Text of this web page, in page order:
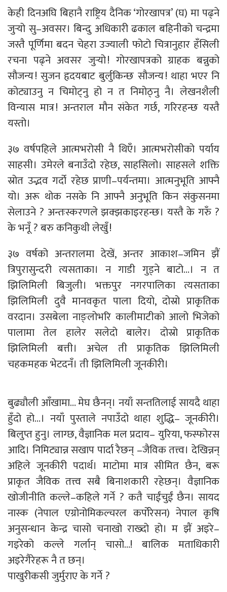
केही दिनअघि बिहानै राष्ट्रिय दैनिक ‘गोरखापत्र’ (घ) मा पढ्ने
जुर्‍यो सु–अवसर। बिन्दु अधिकारी ढकाल बहिनीको चन्द्रमा
जस्तै पूर्णिमा बदन चेहरा उज्याली फोटो चित्रानुहार हँसिली
रचना पढ्ने अवसर जुर्‍यो ! गोरखापत्रको ग्राहक बन्नुको
सौजन्य ! सुजन हृदयबाट बुर्लुकिन्छ सौजन्य ! थाहा भएर नि
कोट्याउनु न चिमोट्नु हो न त निमोठ्नु नै। लेखनशैली
विन्यास मात्र ! अन्तराल मौन संकेत गर्छ, गरिरहन्छ यस्तै
यस्तो।
३७ वर्षपहिले आत्मभरोसी नै थिएँ। आत्मभरोसीको पर्याय
साहसी। उमेरले बनाउँदो रहेछ, साहसिलो। साहसले शक्ति
स्रोत उद्भव गर्दो रहेछ प्राणी–पर्यन्तमा। आत्मनुभूति आफ्नै
यो। अरू थोक नसके नि आफ्नै अनुभूति किन संकुसनमा
सेलाउने ? अन्तःस्करणले झक्झकाइरहन्छ। यस्तै के गरुँ ?
के भनूँ ? बरु कनिकुथी लेखुँ !
३७ वर्षको अन्तरालमा देखें, अन्तर आकाश–जमिन झैं
त्रिपुरासुन्दरी त्यसताका। न गाडी गुड्ने बाटो…। न त
झिलिमिली बिजुली। भक्तपुर नगरपालिका त्यसताका
झिलिमिली दुवै मानवकृत पाला दियो, दोस्रो प्राकृतिक
वरदान। उसबेला नाङ्लोभरि कालीमाटीको आलो भिजेको
पालामा तेल हालेर सलेदो बालेर। दोस्रो प्राकृतिक
झिलिमिली बत्ती। अचेल ती प्राकृतिक झिलिमिली
चहकमहक भेटदनँ। ती झिलिमिली जूनकीरी।
बुढ्यौली आँखामा… मेघ छैनन्। नयाँ सन्ततिलाई सायदै थाहा
हुँदो हो…। नयाँ पुस्ताले नपाउँदो थाहा शुद्धि– जूनकीरी।
बिलुप्त हुनु। लाग्छ, वैज्ञानिक मल प्रदाय– युरिया, फस्फोरस
आदि। निमिट्यान्न सखाप पार्दा रैछन् –जैविक तत्त्व। देखिन्नन्
अहिले जूनकीरी पदार्थ। माटोमा मात्र सीमित छैन, बरू
प्राकृत जैविक तत्त्व सबै बिनाशकारी रहेछन्। वैज्ञानिक
खोजीनीति कल्ले–कहिले गर्ने ? कतै चाईंचुईं छैन। सायद
नास्क (नेपाल एग्रोनोमिकल्चरल कर्पोरेसन) नेपाल कृषि
अनुसन्धान केन्द्र चासो चनाखो राख्दो हो। म झैं अइरे–
गइरेको कल्ले गर्लान् चासो…! बालिक मताधिकारी
अइरेगैरेहरू नै त छन्।
पाखुरीकसी जुर्मुराए के गर्ने ?